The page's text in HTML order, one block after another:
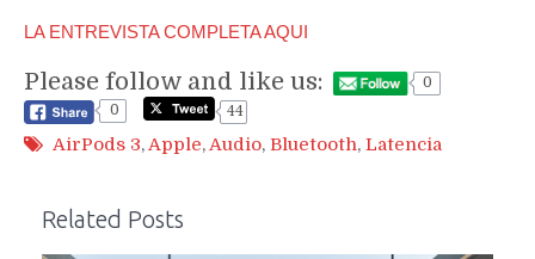
LA ENTREVISTA COMPLETA AQUI
Please follow and like us:
0
0
44
AirPods 3,Apple,Audio, Bluetooth, Latencia
Related Posts